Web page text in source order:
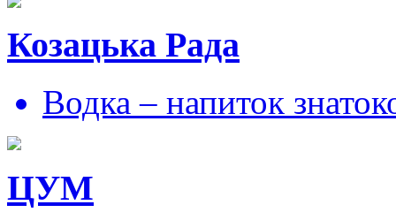
Козацька Рада
Водка – напиток
ЦУМ